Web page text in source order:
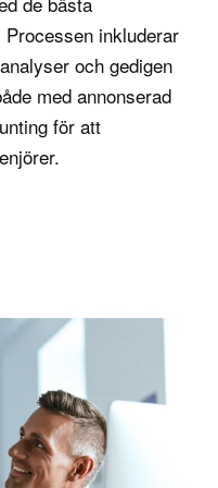
inom
komplexa
vid
regulatoriska
långsiktiga
hälsa eller
: Programledare
digitala
logistiska
för företagets
inkluderar
och gedigen
med annonserad
för att